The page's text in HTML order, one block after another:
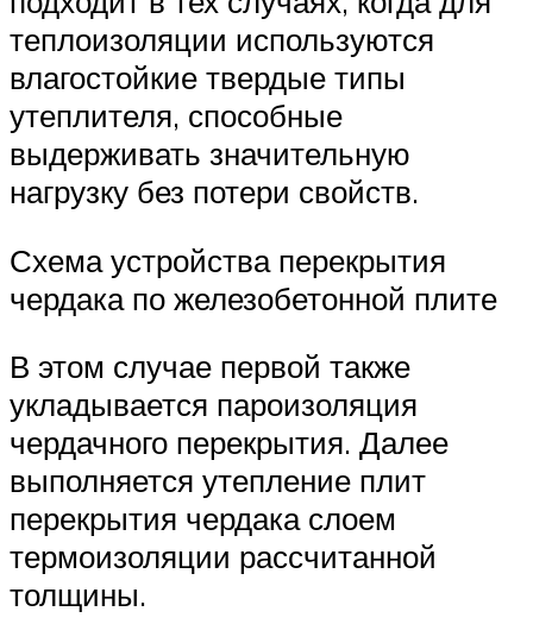
теплоизоляции используются
влагостойкие твердые типы
утеплителя, способные
выдерживать значительную
нагрузку без потери свойств.
Схема устройства перекрытия
чердака по железобетонной плите
В этом случае первой также
укладывается пароизоляция
чердачного перекрытия. Далее
выполняется утепление плит
перекрытия чердака слоем
термоизоляции рассчитанной
толщины.